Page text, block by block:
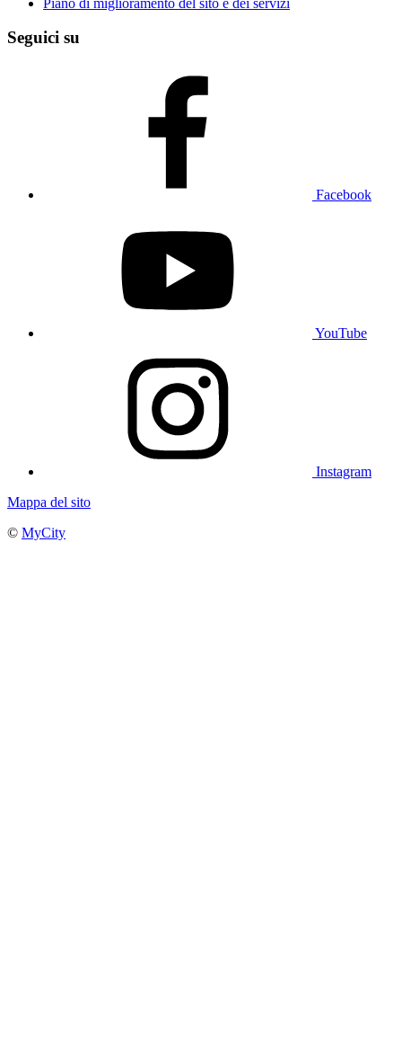
Seguici su
Facebook
YouTube
Instagram
Mappa del sito
© MyCity